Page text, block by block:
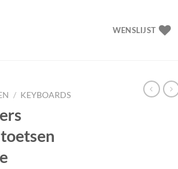
WENSLIJST
/ KEYBOARDS